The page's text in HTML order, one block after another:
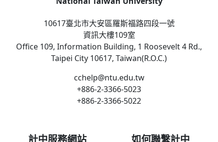
10617臺北市大安區羅斯福路四段一號
資訊大樓109室
Office 109, Information Building, 1 Roosevelt 4 Rd.,
Taipei City 10617, Taiwan(R.O.C.)
cchelp@ntu.edu.tw
+886-2-3366-5023
+886-2-3366-5022
計中服務網站 如何聯繫計中